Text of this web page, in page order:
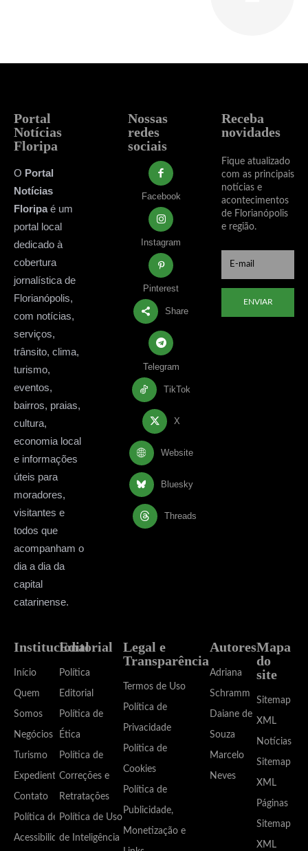
Portal
Notícias
Floripa
O Portal
Notícias
Floripaé um
portal local
dedicado à
cobertura
jornalística de
Florianópolis,
com notícias,
serviços,
trânsito, clima,
turismo,
eventos,
bairros, praias,
cultura,
economia local
e informações
úteis para
moradores,
visitantes e
todos que
acompanham o
dia a dia da
capital
catarinense.
Nossas
redes
sociais
Facebook
Instagram
Pinterest
Share
Telegram
TikTok
X
Website
Bluesky
Threads
Receba
novidades
Fique atualizado
com as principais
notícias e
acontecimentos
de Florianópolis
e região.
ENVIAR
Institucional
Início
Quem
Somos
Negócios
Turismo
Expediente
Contato
Política de
Acessibilidade
Editorial
Política
Editorial
Política de
Ética
Política de
Correções e
Retratações
Política de Uso
de Inteligência
Legal e
Transparência
Termos de Uso
Política de
Privacidade
Política de
Cookies
Política de
Publicidade,
Monetização e
Autores
Adriana
Schramm
Daiane de
Souza
Marcelo
Neves
Mapa
do
site
Sitemap
XML
Notícias
Sitemap
XML
Páginas
Sitemap
XML